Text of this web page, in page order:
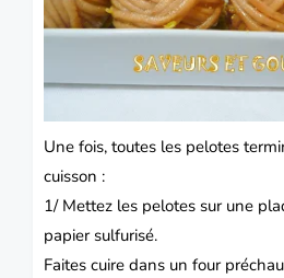
Une fois, toutes les pelotes
cuisson :
1/ Mettez les pelotes sur une
papier sulfurisé.
Faites cuire dans un four